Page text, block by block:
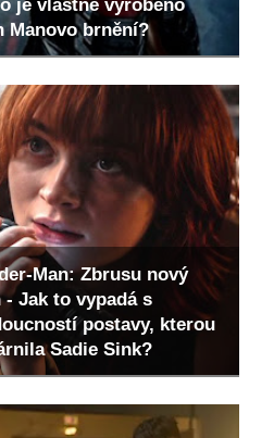
je vlastně vyrobeno
Manovo brnění?
Man: Zbrusu nový
- Jak to vypadá s
postavy, kterou
Sadie Sink?